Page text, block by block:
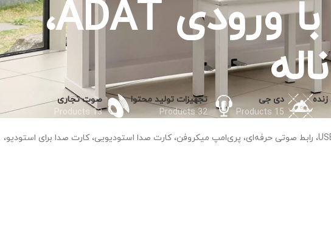
برای استودیو، کارت صدا با ورودی ADAT،
دی جی
15 Products
تجهیزات تولید محتوا
32 Products
صوت تجاری
13 Products
محصولات برچسب خورده “کارت صدا، Focusrite، Scarlett 18i8، کارت صدای USB، رابط صوتی حرفه‌ای، پری‌امپ میکروفن، کارت صدا استودیویی، کارت صدا برای استودیو،